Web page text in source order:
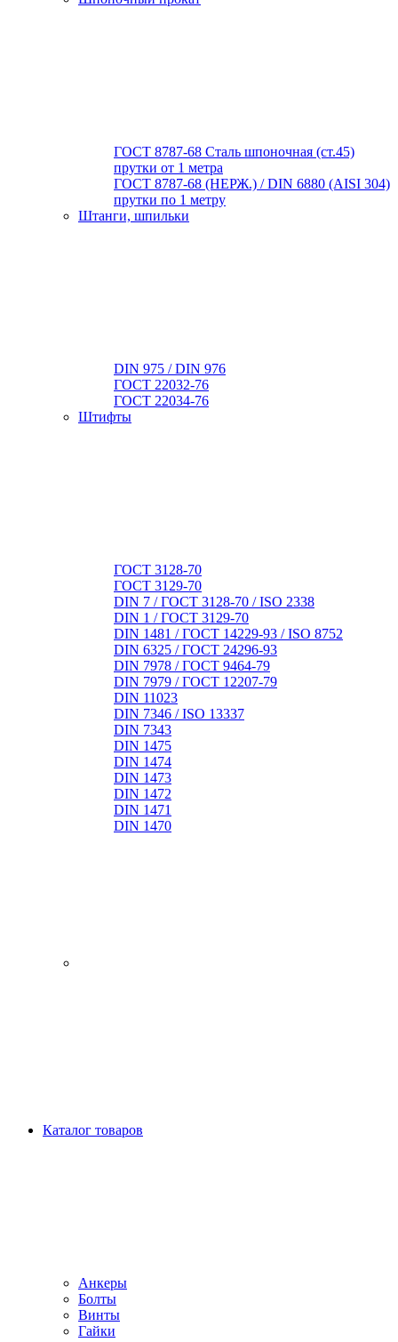
ГОСТ 8787-68 Сталь шпоночная (ст.45)
прутки от 1 метра
ГОСТ 8787-68 (НЕРЖ.) / DIN 6880 (АISI 304)
прутки по 1 метру
Штанги, шпильки
DIN 975 / DIN 976
ГОСТ 22032-76
ГОСТ 22034-76
Штифты
ГОСТ 3128-70
ГОСТ 3129-70
DIN 7 / ГОСТ 3128-70 / ISO 2338
DIN 1 / ГОСТ 3129-70
DIN 1481 / ГОСТ 14229-93 / ISO 8752
DIN 6325 / ГОСТ 24296-93
DIN 7978 / ГОСТ 9464-79
DIN 7979 / ГОСТ 12207-79
DIN 11023
DIN 7346 / ISO 13337
DIN 7343
DIN 1475
DIN 1474
DIN 1473
DIN 1472
DIN 1471
DIN 1470
Каталог товаров
Анкеры
Болты
Винты
Гайки